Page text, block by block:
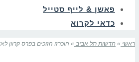
פאשן & לייף סטייל
כדאי לקרוא
ראשי » חדשות תל אביב » הוכרזו הזוכים בפרס קרוון